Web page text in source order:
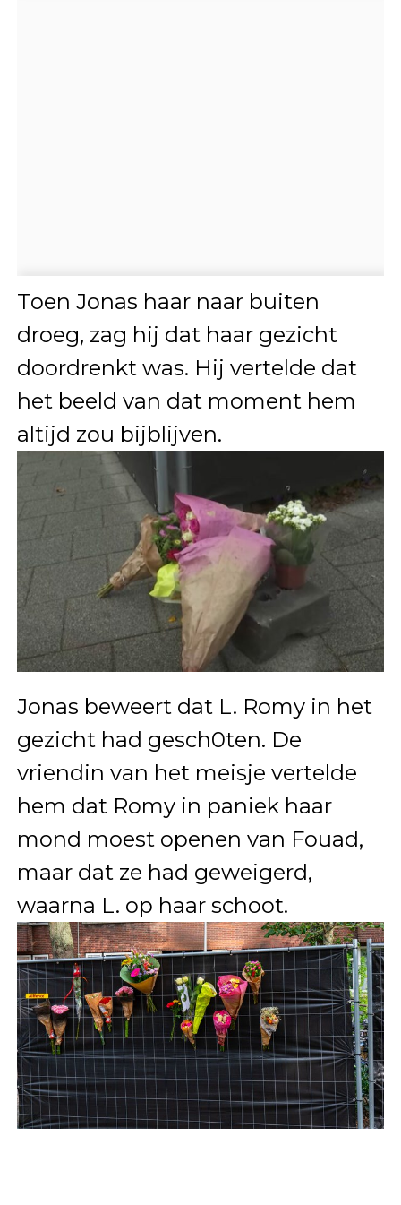
Toen Jonas haar naar buiten
droeg, zag hij dat haar gezicht
doordrenkt was. Hij vertelde dat
het beeld van dat moment hem
altijd zou bijblijven.
Jonas beweert dat L. Romy in het
gezicht had gesch0ten. De
vriendin van het meisje vertelde
hem dat Romy in paniek haar
mond moest openen van Fouad,
maar dat ze had geweigerd,
waarna L. op haar schoot.